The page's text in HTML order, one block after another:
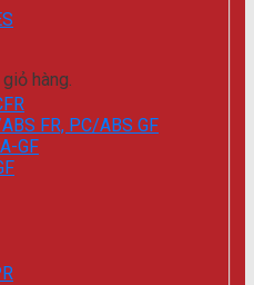
hàng.
FR, PC/ABS GF
GF